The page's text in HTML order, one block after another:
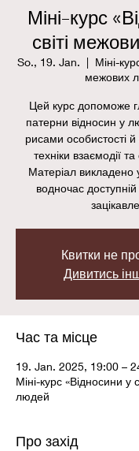
Міні-курс
світі
So., 19. Jan.
  |
Міні-
межових
Цей курс допоможе
патерни відносин у
рисами особистості
техніки взаємодії
Матеріал викладено
водночас
Квитки не
Дивитись
Час та місце
19. Jan. 2025, 19:00 –
Міні-курс «Відносини у
людей
Про захід